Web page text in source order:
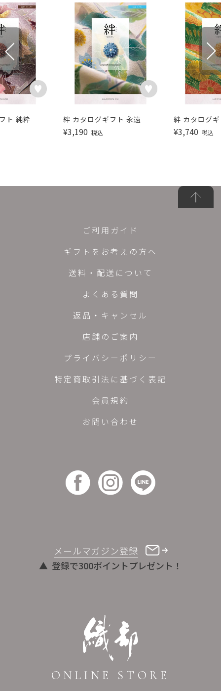
ト 純粋 絆 カタログギフト 永遠
¥3,190 税込
絆 カタログ
¥3,740 税込
ONLINE STORE
メールマガジン登録
登録で300ポイントプレゼント！
ご利用ガイド
ギフトをお考えの方へ
送料・配送について
よくある質問
返品・キャンセル
店舗のご案内
プライバシーポリシー
特定商取引法に基づく表記
会員規約
お問い合わせ